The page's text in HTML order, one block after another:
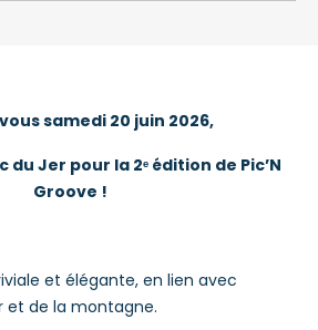
samedi 20 juin 2026,
du Jer pour la 2ᵉ édition de Pic’N
Groove !
et élégante, en lien avec
et de la montagne.